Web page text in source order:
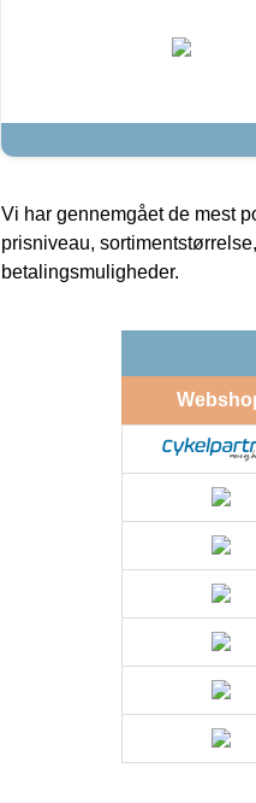
Vi har gennemgået de mest
prisniveau,
betalingsmuligheder.